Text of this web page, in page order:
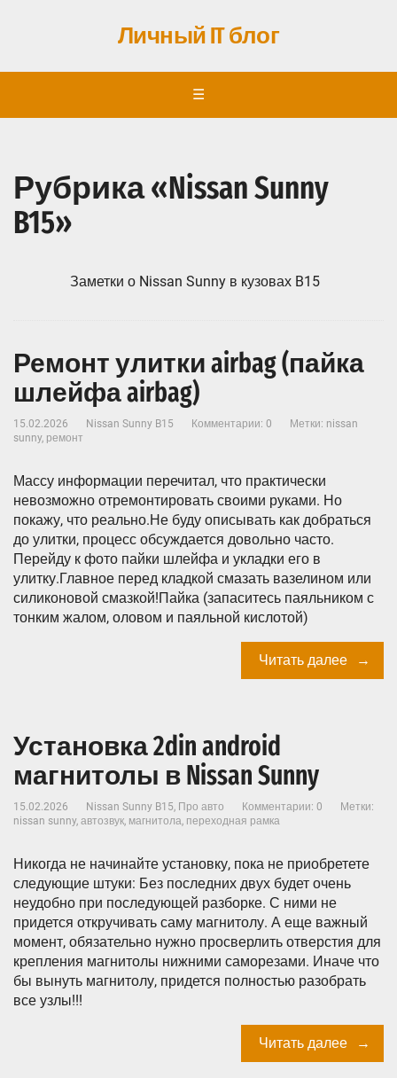
Личный IT блог
☰
Рубрика «Nissan Sunny
B15»
Заметки о Nissan Sunny в кузовах B15
Ремонт улитки airbag (пайка
шлейфа airbag)
15.02.2026 Nissan Sunny B15 Комментарии: 0 Метки: nissan
sunny, ремонт
Массу информации перечитал, что практически
невозможно отремонтировать своими руками. Но
покажу, что реально.Не буду описывать как добраться
до улитки, процесс обсуждается довольно часто.
Перейду к фото пайки шлейфа и укладки его в
улитку.Главное перед кладкой смазать вазелином или
силиконовой смазкой!Пайка (запаситесь паяльником с
тонким жалом, оловом и паяльной кислотой)
Читать далее
Установка 2din android
магнитолы в Nissan Sunny
15.02.2026 Nissan Sunny B15, Про авто Комментарии: 0
Метки:
nissan sunny, автозвук, магнитола, переходная рамка
Никогда не начинайте установку, пока не приобретете
следующие штуки: Без последних двух будет очень
неудобно при последующей разборке. С ними не
придется откручивать саму магнитолу. А еще важный
момент, обязательно нужно просверлить отверстия для
крепления магнитолы нижними саморезами. Иначе что
бы вынуть магнитолу, придется полностью разобрать
все узлы!!!
Читать далее